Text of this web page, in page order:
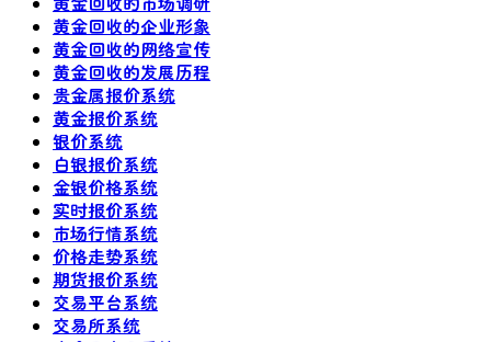
黄金回收的企业形象
黄金回收的网络宣传
黄金回收的发展历程
贵金属报价系统
黄金报价系统
银价系统
白银报价系统
金银价格系统
实时报价系统
市场行情系统
价格走势系统
期货报价系统
交易平台系统
交易所系统